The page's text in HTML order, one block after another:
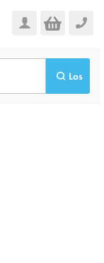
Los